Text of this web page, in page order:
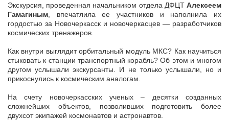
Экскурсия, проведенная начальником отдела ДФЦТ Алексеем
Гамагиным , впечатлила ее участников и наполнила их
гордостью за Новочеркасск и новочеркасцев — разработчиков
космических тренажеров.
Как внутри выглядит орбитальный модуль МКС? Как научиться
стыковать к станции транспортный корабль? Об этом и многом
другом услышали экскурсанты. И не только услышали, но и
прикоснулись к космическим аналогам.
На счету новочеркасских ученых – десятки созданных
сложнейших объектов, позволивших подготовить более
двухсот экипажей космонавтов и астронавтов.